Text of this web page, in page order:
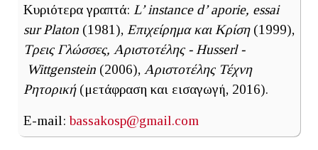
Κυριότερα γραπτά: L’ instance d’ aporie, essai
sur Platon (1981), Επιχείρημα και Κρίση(1999),
Τρεις Γλώσσες, Αριστοτέλης - Husserl -
Wittgenstein (2006), Αριστοτέλης Τέχνη
Ρητορική(μετάφραση και εισαγωγή, 2016).
E-mail:bassakosp@gmail.com